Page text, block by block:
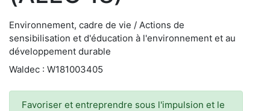
Environnement, cadre de vie / Actions de
sensibilisation et d'éducation à l'environnement et au
développement durable
Waldec : W181003405
Favoriser et entreprendre sous l'impulsion et le